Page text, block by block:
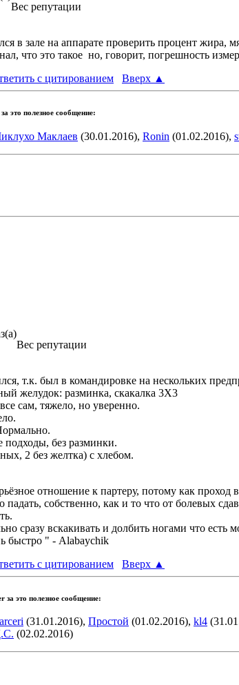
Вес репутации
в зале на аппарате проверить процент жира,
что это такое но, говорит, погрешность
с цитированием
Вверх ▲
это полезное сообщение:
Маклаев (30.01.2016), Ronin (01.02.2016),
Вес репутации
т.к. был в командировке на нескольких
желудок: разминка, скакалка 3Х3
сам, тяжело, но уверенно.
подходы, без разминки.
2 без желтка) с хлебом.
отношение к партеру, потому как
падать, собственно, как и то что от болевых
сразу вскакивать и долбить ногами что есть
быстро " - Alabaychik
с цитированием
Вверх ▲
за это полезное сообщение:
(31.01.2016), Простой (01.02.2016), kl4
(02.02.2016)